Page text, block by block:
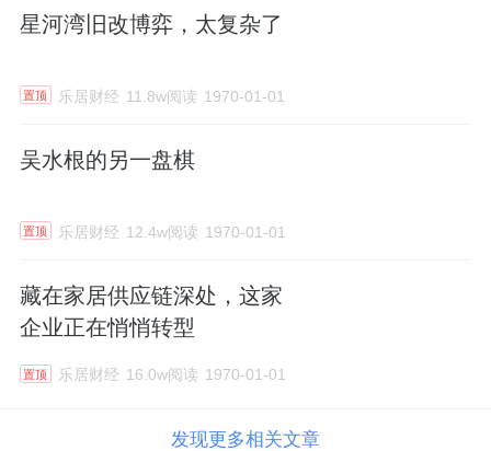
星河湾旧改博弈，太复杂了
置顶 乐居财经 11.8w阅读 1970-01-01
吴水根的另一盘棋
置顶 乐居财经 12.4w阅读 1970-01-01
藏在家居供应链深处，这家
企业正在悄悄转型
置顶 乐居财经 16.0w阅读 1970-01-01
发现更多相关文章